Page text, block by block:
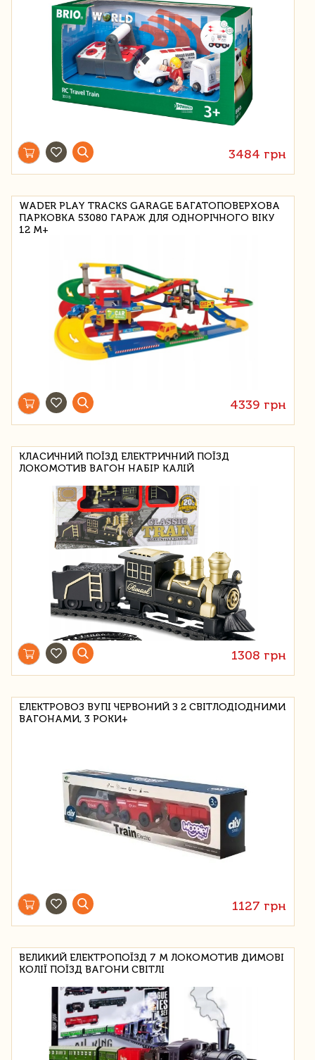
3484 грн
WADER PLAY TRACKS GARAGE БАГАТОПОВЕРХОВА
ПАРКОВКА 53080 ГАРАЖ ДЛЯ ОДНОРІЧНОГО ВІКУ
12 М+
4339 грн
КЛАСИЧНИЙ ПОЇЗД ЕЛЕКТРИЧНИЙ ПОЇЗД
ЛОКОМОТИВ ВАГОН НАБІР КАЛІЙ
1308 грн
ЕЛЕКТРОВОЗ ВУПІ ЧЕРВОНИЙ З 2 СВІТЛОДІОДНИМИ
ВАГОНАМИ, 3 РОКИ+
1127 грн
ВЕЛИКИЙ ЕЛЕКТРОПОЇЗД 7 М ЛОКОМОТИВ ДИМОВІ
КОЛІЇ ПОЇЗД ВАГОНИ СВІТЛІ